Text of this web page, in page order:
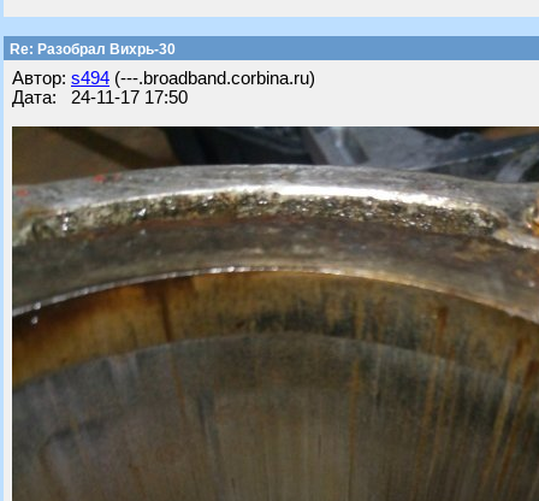
Re: Разобрал Вихрь-30
Автор: s494 (---.broadband.corbina.ru)
Дата: 24-11-17 17:50